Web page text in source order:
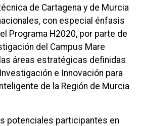
de Cartagena y de Murcia
con especial énfasis
Programa H2020, por parte de
del Campus Mare
áreas estratégicas definidas
e Innovación para
de la Región de Murcia
potenciales participantes en